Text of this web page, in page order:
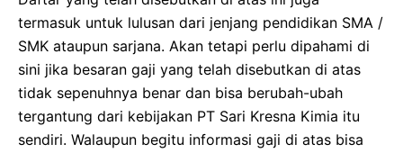
termasuk untuk lulusan dari jenjang pendidikan SMA /
SMK ataupun sarjana. Akan tetapi perlu dipahami di
sini jika besaran gaji yang telah disebutkan di atas
tidak sepenuhnya benar dan bisa berubah-ubah
tergantung dari kebijakan PT Sari Kresna Kimia itu
sendiri. Walaupun begitu informasi gaji di atas bisa